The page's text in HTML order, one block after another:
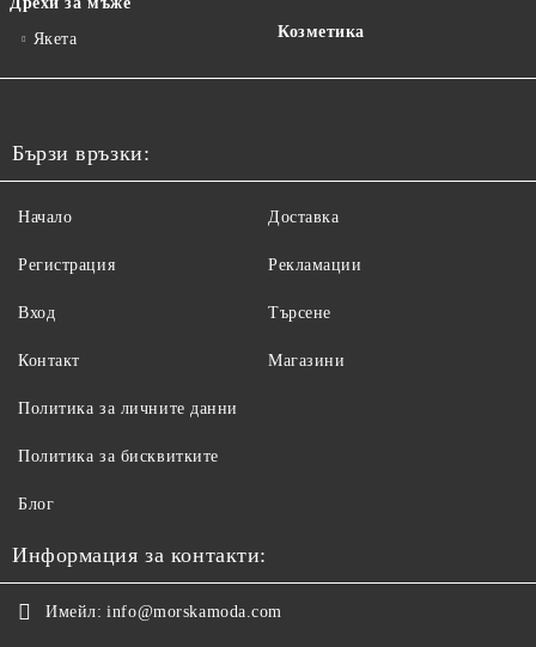
Якета
Козметика
Бързи връзки:
Начало
Регистрация
Вход
Контакт
Доставка
Рекламации
Търсене
Магазини
Политика за личните данни
Политика за бисквитките
Блог
Информация за контакти:
Имейл: info@morskamoda.com